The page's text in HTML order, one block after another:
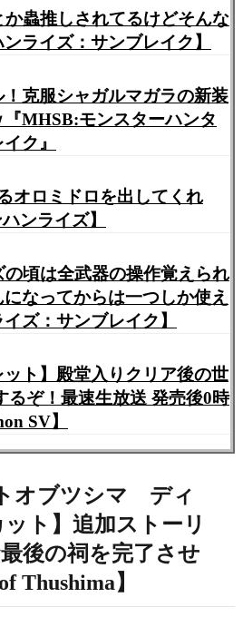
か蟲推しされてるけどそんな
ライズ：サンブレイク】
克服シャガルマガラの新装
MHSB:モンスターハンタ
ク』
オロミドロを出してくれ
ンライズ】
の頃は全武器の操作覚えられ
なってからは一つしか使え
ズ：サンブレイク】
ット】殿堂入りクリア後の世
るぞ！最速生放送 発売後0時
SV】
オブツシマ ディ
ト】追加ストーリ
後の祠を完了させ
Thushima】